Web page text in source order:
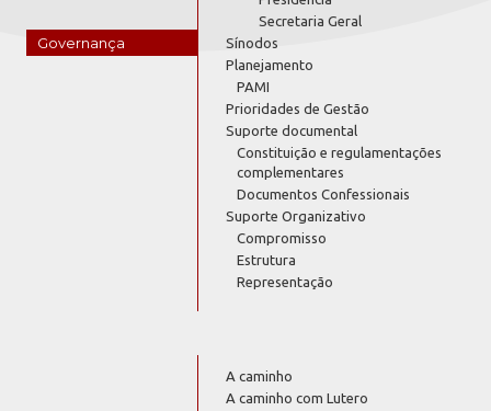
Governança
Secretaria Geral
Sínodos
Planejamento
PAMI
Prioridades de Gestão
Suporte documental
Constituição e regulamentações
complementares
Documentos Confessionais
Suporte Organizativo
Compromisso
Estrutura
Representação
A caminho
A caminho com Lutero